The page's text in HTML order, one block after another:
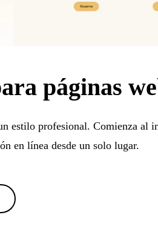
páginas
estilo profesional. Comienza al
en línea desde un solo lugar.